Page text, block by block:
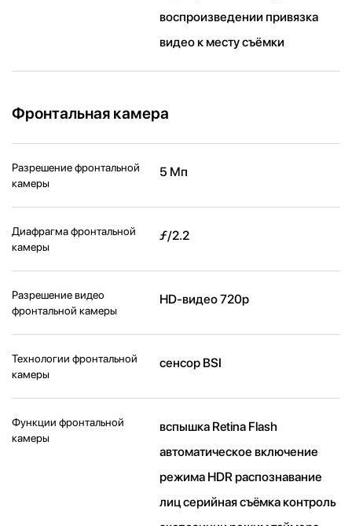
воспроизведении привязка
видео к месту съёмки
Фронтальная камера
Разрешение фронтальной
камеры
5 Мп
Диафрагма фронтальной
камеры
ƒ/2.2
Разрешение видео
фронтальной камеры
HD-видео 720p
Технологии фронтальной
камеры
сенсор BSI
Функции фронтальной
камеры
вспышка Retina Flash
автоматическое включение
режима HDR распознавание
лиц серийная съëмка контроль